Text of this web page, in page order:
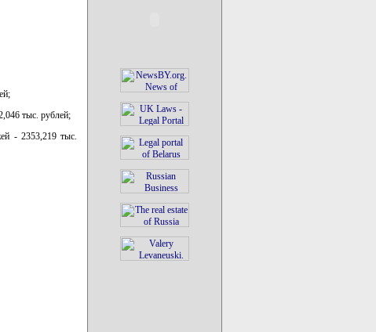
тыс. рублей;
- 2353,219 тыс.